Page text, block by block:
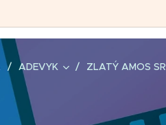
ADEVYK ZLATÝ AMOS SR